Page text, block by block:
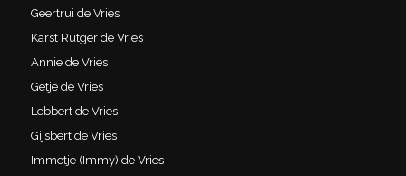
Geertrui de Vries
Karst Rutger de Vries
Annie de Vries
Getje de Vries
Lebbert de Vries
Gijsbert de Vries
Immetje (Immy) de Vries